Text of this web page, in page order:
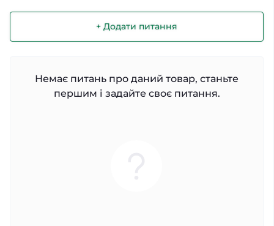
+ Додати питання
Немає питань про даний товар, станьте
першим і задайте своє питання.